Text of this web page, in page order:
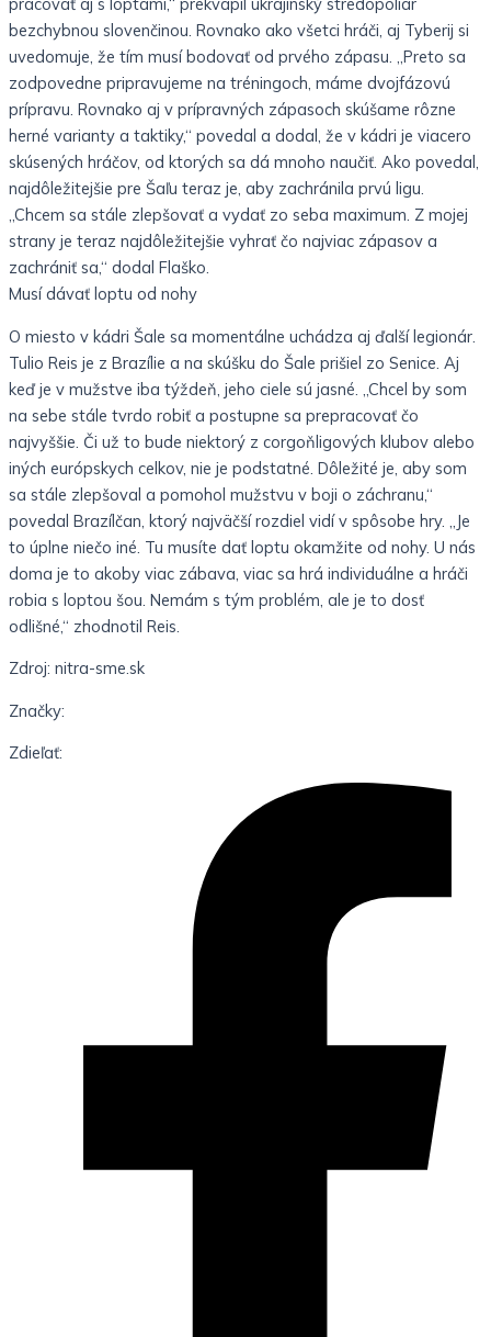
bezchybnou slovenčinou. Rovnako ako všetci hráči, aj Tyberij si
uvedomuje, že tím musí bodovať od prvého zápasu. „Preto sa
zodpovedne pripravujeme na tréningoch, máme dvojfázovú
prípravu. Rovnako aj v prípravných zápasoch skúšame rôzne
herné varianty a taktiky,“ povedal a dodal, že v kádri je viacero
skúsených hráčov, od ktorých sa dá mnoho naučiť. Ako povedal,
najdôležitejšie pre Šaľu teraz je, aby zachránila prvú ligu.
„Chcem sa stále zlepšovať a vydať zo seba maximum. Z mojej
strany je teraz najdôležitejšie vyhrať čo najviac zápasov a
zachrániť sa,“ dodal Flaško.
Musí dávať loptu od nohy
O miesto v kádri Šale sa momentálne uchádza aj ďalší legionár.
Tulio Reis je z Brazílie a na skúšku do Šale prišiel zo Senice. Aj
keď je v mužstve iba týždeň, jeho ciele sú jasné. „Chcel by som
na sebe stále tvrdo robiť a postupne sa prepracovať čo
najvyššie. Či už to bude niektorý z corgoňligových klubov alebo
iných európskych celkov, nie je podstatné. Dôležité je, aby som
sa stále zlepšoval a pomohol mužstvu v boji o záchranu,“
povedal Brazílčan, ktorý najväčší rozdiel vidí v spôsobe hry. „Je
to úplne niečo iné. Tu musíte dať loptu okamžite od nohy. U nás
doma je to akoby viac zábava, viac sa hrá individuálne a hráči
robia s loptou šou. Nemám s tým problém, ale je to dosť
odlišné,“ zhodnotil Reis.
Zdroj: nitra-sme.sk
Značky:
Zdieľať: